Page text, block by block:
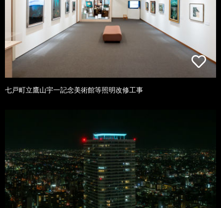
七戸町立鷹山宇一記念美術館等照明改修工事